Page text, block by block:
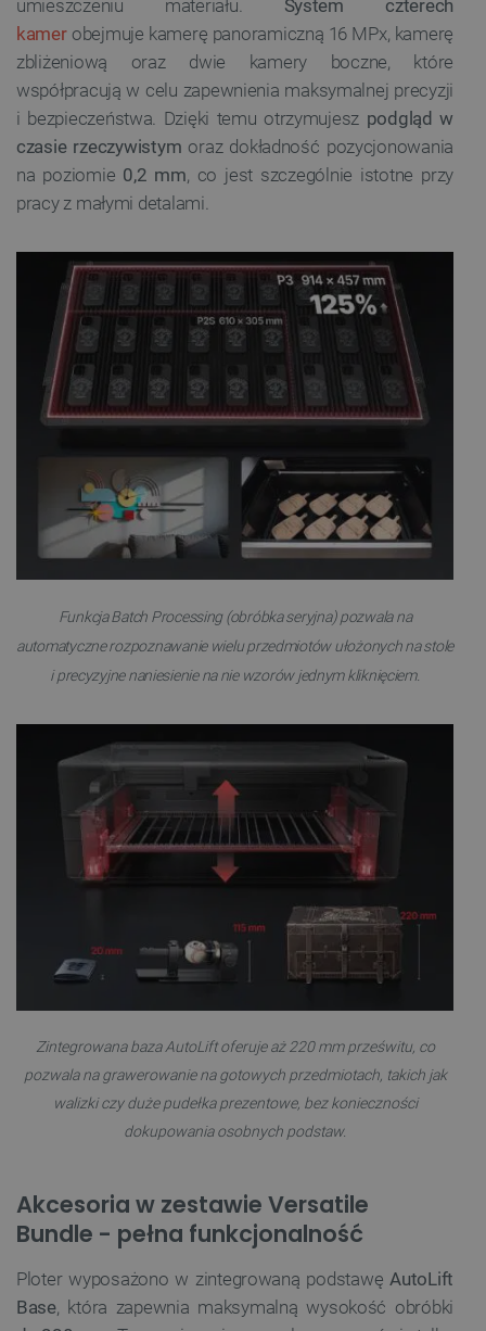
umieszczeniu materiału. System czterech
kamerobejmuje kamerę panoramiczną 16 MPx, kamerę
zbliżeniową oraz dwie kamery boczne, które
współpracują w celu zapewnienia maksymalnej precyzji
i bezpieczeństwa. Dzięki temu otrzymujesz podgląd w
czasie rzeczywistym oraz dokładność pozycjonowania
na poziomie 0,2 mm, co jest szczególnie istotne przy
pracy z małymi detalami.
Funkcja Batch Processing (obróbka seryjna) pozwala na
automatyczne rozpoznawanie wielu przedmiotów ułożonych na stole
i precyzyjne naniesienie na nie wzorów jednym kliknięciem.
Zintegrowana baza AutoLift oferuje aż 220 mm prześwitu, co
pozwala na grawerowanie na gotowych przedmiotach, takich jak
walizki czy duże pudełka prezentowe, bez konieczności
dokupowania osobnych podstaw.
Akcesoria w zestawie Versatile
Bundle - pełna funkcjonalność
Ploter wyposażono w zintegrowaną podstawę AutoLift
Base, która zapewnia maksymalną wysokość obróbki